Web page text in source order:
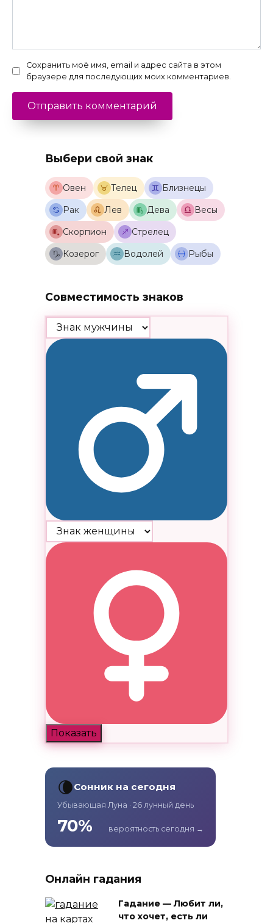
Сохранить моё имя, email и адрес сайта в этом
браузере для последующих моих комментариев.
Выбери свой знак
Овен Телец
Близнецы
Рак
Лев Дева
Весы
Скорпион
Стрелец
Козерог
Водолей Рыбы
Совместимость знаков
Показать
🌘Сонник на сегодня
Убывающая Луна · 26 лунный день
70% вероятность сегодня →
Онлайн гадания
Гадание — Любит ли,
что хочет, есть ли